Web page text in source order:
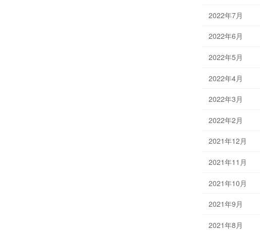
2022年7月
2022年6月
2022年5月
2022年4月
2022年3月
2022年2月
2021年12月
2021年11月
2021年10月
2021年9月
2021年8月